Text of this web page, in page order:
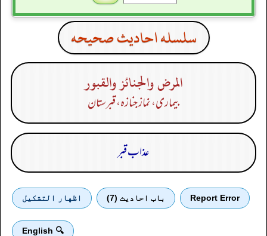
سلسله احاديث صحيحه
المرض والجنائز والقبور
بیماری، نماز جنازہ، قبرستان
عذاب قبر
Report Error باب احادیث (7) اظهار التشكيل
🔍 English